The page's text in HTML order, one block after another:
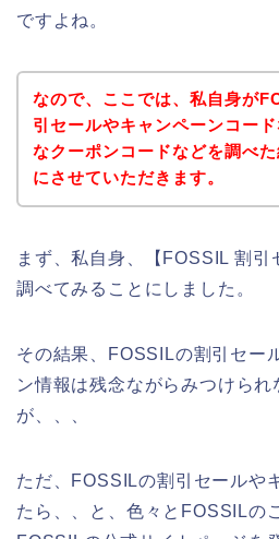
ですよね。
なので、ここでは、私自身が
引セールやキャンペーンコー
なクーポンコードなどを調べ
にさせていただきます。
まず、私自身、【FOSSIL 割引
調べてみることにしました。
その結果、FOSSILの割引セー
ン情報は残念ながらみつけられ
が、、、
ただ、FOSSILの割引セールや
たら、、と、色々とFOSSILの